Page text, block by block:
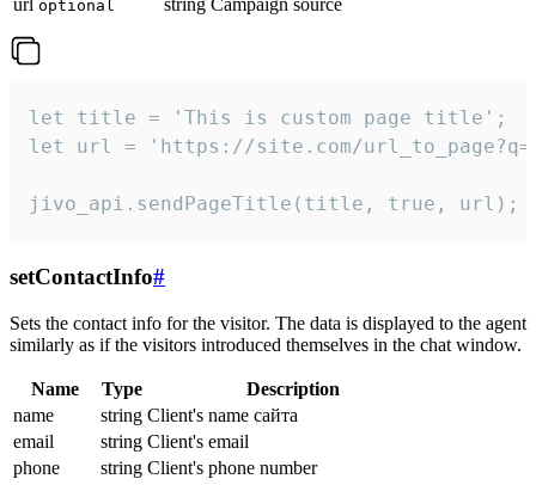
optional
let title = 'This is custom page title';
let url = 'https://site.com/
jivo_api.sendPageTitle(title, true, url);
setContactInfo#
Sets the contact info for the visitor. The data is displayed to the agent
similarly as if the visitors introduced themselves in the chat window.
Name Type
Description
name
string Client's name сайта
email
string Client's email
phone
string Client's phone number